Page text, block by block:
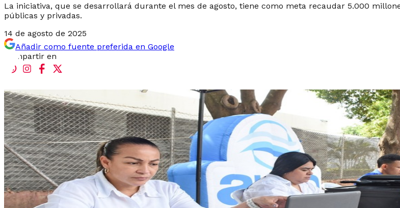
La iniciativa, que se desarrollará durante el mes de agosto, tiene como meta recaudar 5.000
públicas y privadas.
14 de agosto de 2025
Añadir como fuente preferida en Google
Compartir en